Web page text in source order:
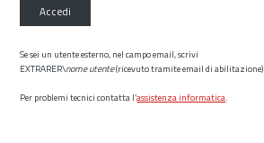
Accedi
Se sei un utente esterno, nel campo email, scrivi
EXTRARER\nome utente(ricevuto tramite email di abilitazione)
Per problemi tecnici contatta l’assistenza informatica.